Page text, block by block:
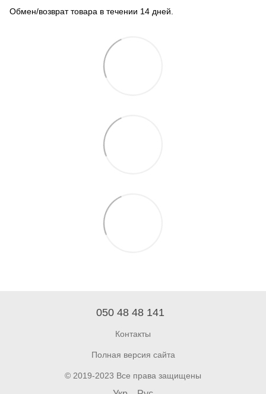
Обмен/возврат товара в течении 14 дней.
050 48 48 141
Контакты
Полная версия сайта
© 2019-2023 Все права защищены